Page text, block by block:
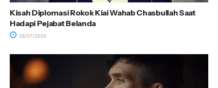
Kisah Diplomasi Rokok Kiai Wahab Chasbullah Saat
Hadapi Pejabat Belanda
28/07/2026